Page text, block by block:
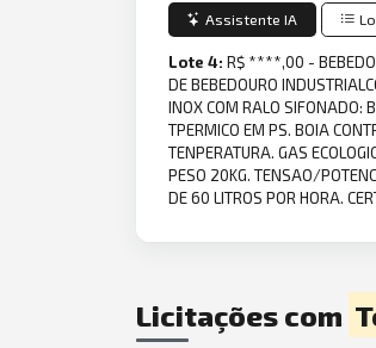
Assistente IA
Lote 4:R$ ****,00 -
DE BEBEDOURO
INOX COM RALO SIFONADO:
TPERMICO EM PS. BOIA
TENPERATURA. GAS
PESO 20KG. TENSAO/
DE 60 LITROS POR HORA.
Licitações com